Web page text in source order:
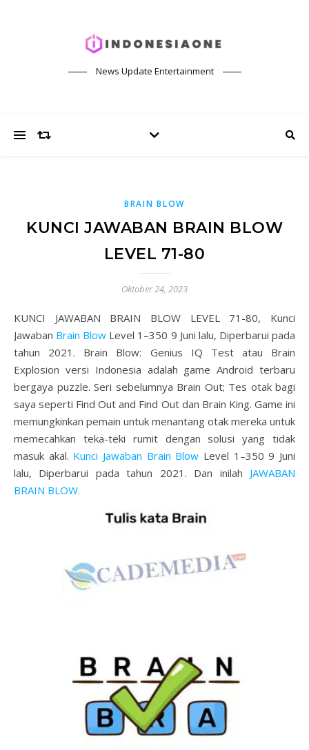
News Update Entertainment
BRAIN BLOW
KUNCI JAWABAN BRAIN BLOW
LEVEL 71-80
Oktober 24, 2023
KUNCI JAWABAN BRAIN BLOW LEVEL 71-80, Kunci
Jawaban Brain Blow Level 1–350 9 Juni lalu, Diperbarui pada
tahun 2021. Brain Blow: Genius IQ Test atau Brain
Explosion versi Indonesia adalah game Android terbaru
bergaya puzzle. Seri sebelumnya Brain Out; Tes otak bagi
saya seperti Find Out and Find Out dan Brain King. Game ini
memungkinkan pemain untuk menantang otak mereka untuk
memecahkan teka-teki rumit dengan solusi yang tidak
masuk akal. Kunci Jawaban Brain Blow Level 1–350 9 Juni
lalu, Diperbarui pada tahun 2021. Dan inilah JAWABAN
BRAIN BLOW.